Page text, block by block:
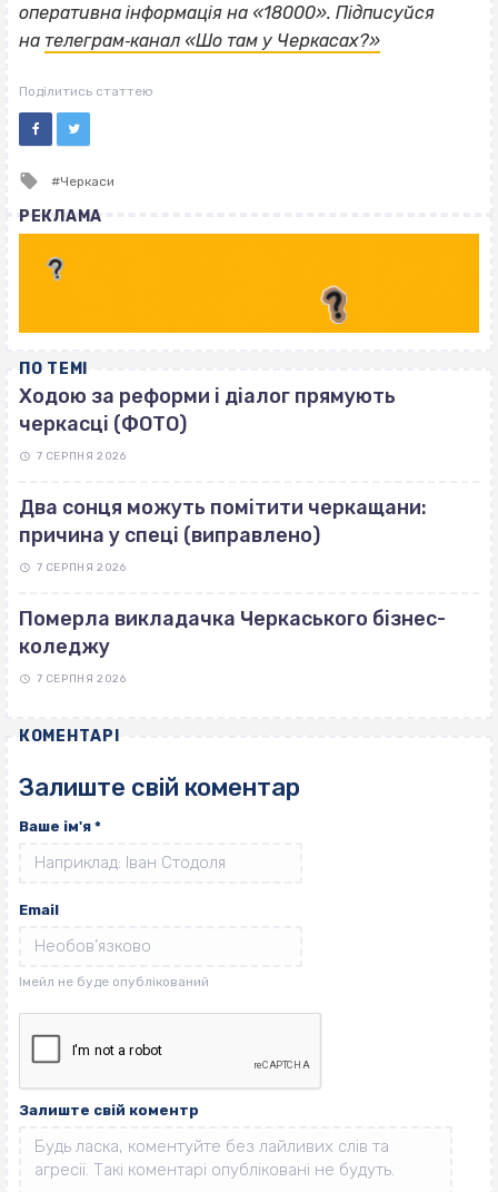
оперативна інформація на «18000». Підписуйся
на телеграм‐канал «Шо там у Черкасах?»
Поділитись статтею
Tagged
Черкаси
РЕКЛАМА
ПО ТЕМІ
Ходою за реформи і діалог прямують
черкасці (ФОТО)
7 СЕРПНЯ 2026
Два сонця можуть помітити черкащани:
причина у спеці (виправлено)
7 СЕРПНЯ 2026
Померла викладачка Черкаського бізнес-
коледжу
7 СЕРПНЯ 2026
КОМЕНТАРІ
Залиште свій коментар
Ваше ім'я *
Email
Залиште свій коментр